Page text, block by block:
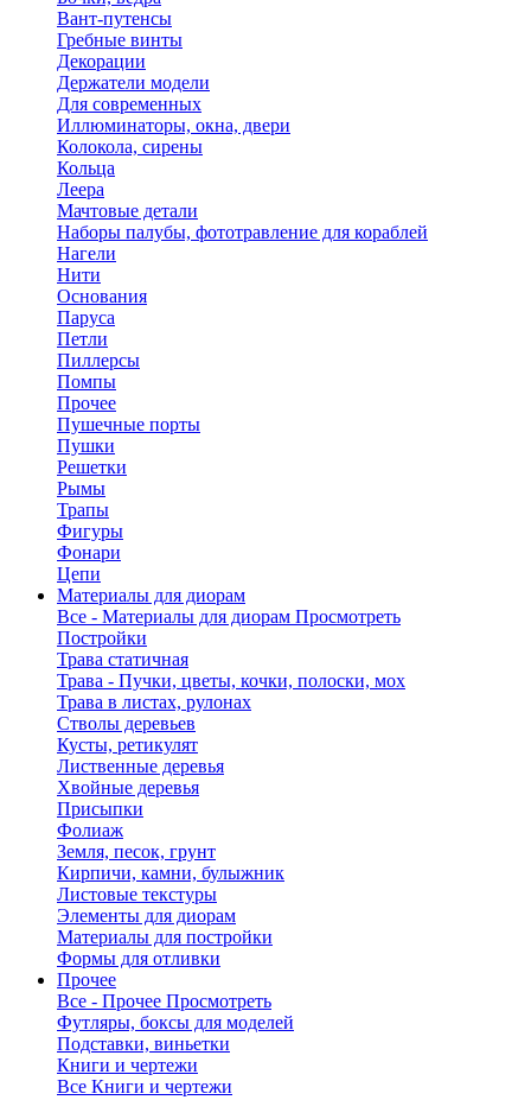
Вант-путенсы
Гребные винты
Декорации
Держатели модели
Для современных
Иллюминаторы, окна, двери
Колокола, сирены
Кольца
Леера
Мачтовые детали
Наборы палубы, фототравление для кораблей
Нагели
Нити
Основания
Паруса
Петли
Пиллерсы
Помпы
Прочее
Пушечные порты
Пушки
Решетки
Рымы
Трапы
Фигуры
Фонари
Цепи
Материалы для диорам
Все - Материалы для диорам Просмотреть
Постройки
Трава статичная
Трава - Пучки, цветы, кочки, полоски, мох
Трава в листах, рулонах
Стволы деревьев
Кусты, ретикулят
Лиственные деревья
Хвойные деревья
Присыпки
Фолиаж
Земля, песок, грунт
Кирпичи, камни, булыжник
Листовые текстуры
Элементы для диорам
Материалы для постройки
Формы для отливки
Прочее
Все - Прочее Просмотреть
Футляры, боксы для моделей
Подставки, виньетки
Книги и чертежи
Все Книги и чертежи